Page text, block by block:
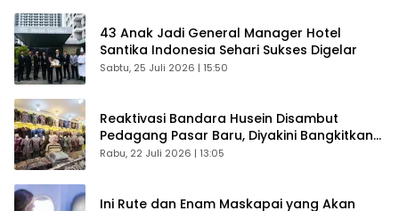
43 Anak Jadi General Manager Hotel
Santika Indonesia Sehari Sukses Digelar
Sabtu, 25 Juli 2026 | 15:50
Reaktivasi Bandara Husein Disambut
Pedagang Pasar Baru, Diyakini Bangkitkan
Kembali Ekonomi Bandung
Rabu, 22 Juli 2026 | 13:05
Ini Rute dan Enam Maskapai yang Akan